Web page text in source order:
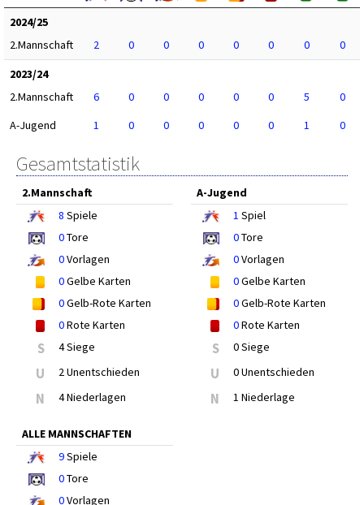
2024/25
2.Mannschaft
2 0 0 0 0 0 0
0
2023/24
2.Mannschaft
6 0 0 0 0 0 5
0
A-Jugend
1 0 0 0 0 0 1 0
Gesamtstatistik
2.Mannschaft
8 Spiele
0Tore
0Vorlagen
0Gelbe Karten
0Gelb-Rote Karten
0Rote Karten
S 4 Siege
U 2 Unentschieden
N 4 Niederlagen
A-Jugend
1 Spiel
0Tore
0Vorlagen
0Gelbe Karten
0Gelb-Rote Karten
0Rote Karten
S 0 Siege
U 0 Unentschieden
N 1 Niederlage
ALLE MANNSCHAFTEN
9Spiele
0Tore
0Vorlagen